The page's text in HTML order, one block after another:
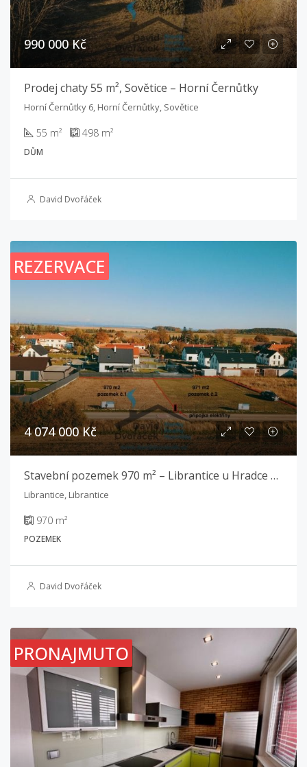
990 000 Kč
Prodej chaty 55 m², Sovětice – Horní Černůtky
Horní Černůtky 6, Horní Černůtky, Sovětice
55 m² 498 m²
DŮM
David Dvořáček
REZERVACE
4 074 000 Kč
Stavební pozemek 970 m² – Librantice u Hradce Králové
Librantice, Librantice
970 m²
POZEMEK
David Dvořáček
PRONAJMUTO